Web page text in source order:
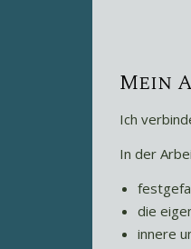
Mein
Ich
In der
die
innere